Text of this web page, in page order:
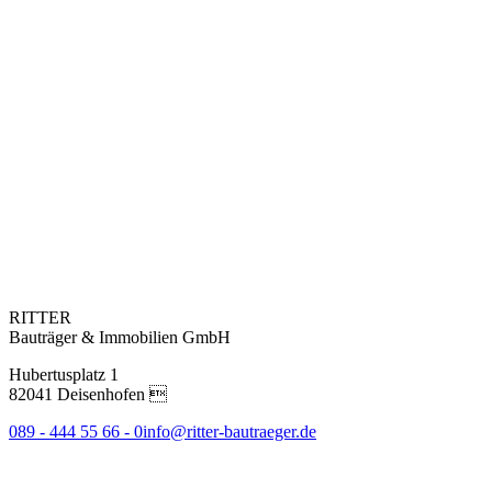
RITTER
Bauträger & Immobilien GmbH
Hubertusplatz 1
82041 Deisenhofen 
089 - 444 55 66 - 0info@ritter-bautraeger.de